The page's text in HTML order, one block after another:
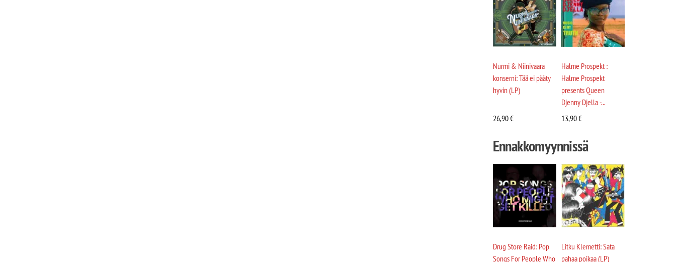
Nurmi & Niinivaara
konserni: Tää ei pääty
hyvin (LP)
26,90€
Halme Prospekt :
Halme Prospekt
presents Queen
Djenny Djella -...
13,90€
Ennakkomyynnissä
Drug Store Raid: Pop
Songs For People Who
Litku Klemetti: Sata
pahaa poikaa (LP)